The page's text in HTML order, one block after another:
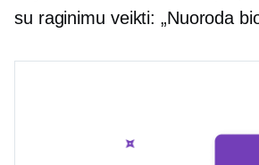
su raginimu veikti: „Nuoroda